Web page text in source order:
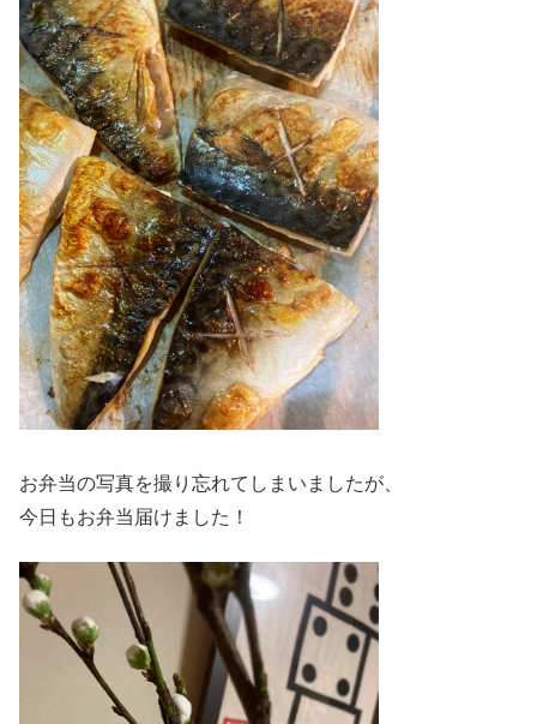
お弁当の写真を撮り忘れてしまいましたが、
今日もお弁当届けました！